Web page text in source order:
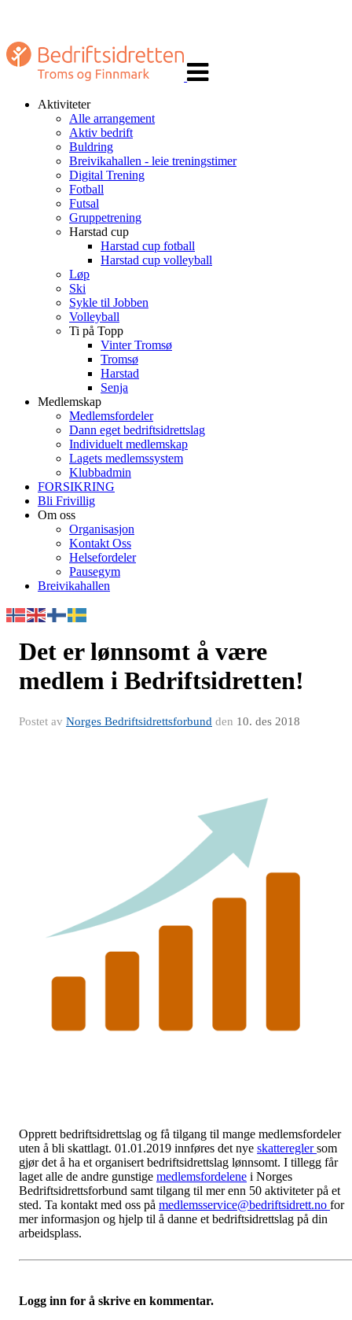
navigasjon
Aktiviteter
Alle arrangement
Aktiv bedrift
Buldring
Breivikahallen - leie treningstimer
Digital Trening
Fotball
Futsal
Gruppetrening
Harstad cup
Harstad cup fotball
Harstad cup volleyball
Løp
Ski
Sykle til Jobben
Volleyball
Ti på Topp
Vinter Tromsø
Tromsø
Harstad
Senja
Medlemskap
Medlemsfordeler
Dann eget bedriftsidrettslag
Individuelt medlemskap
Lagets medlemssystem
Klubbadmin
FORSIKRING
Bli Frivillig
Om oss
Organisasjon
Kontakt Oss
Helsefordeler
Pausegym
Breivikahallen
Det er lønnsomt å være
medlem i Bedriftsidretten!
Postet av Norges Bedriftsidrettsforbund den 10. des 2018
Opprett bedriftsidrettslag og få tilgang til mange medlemsfordeler
uten å bli skattlagt. 01.01.2019 innføres det nye skattereglersom
gjør det å ha et organisert bedriftsidrettslag lønnsomt. I tillegg får
laget alle de andre gunstige medlemsfordelene i Norges
Bedriftsidrettsforbund samt tilgang til mer enn 50 aktiviteter på et
sted. Ta kontakt med oss på medlemsservice@bedriftsidrett.no for
mer informasjon og hjelp til å danne et bedriftsidrettslag på din
arbeidsplass.
Logg inn for å skrive en kommentar.